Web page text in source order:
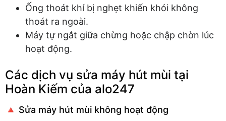
Ống thoát khí bị nghẹt khiến khói không
thoát ra ngoài.
Máy tự ngắt giữa chừng hoặc chập chờn lúc
hoạt động.
Các dịch vụ sửa máy hút mùi tại
Hoàn Kiếm của alo247
🔺 Sửa máy hút mùi không hoạt động